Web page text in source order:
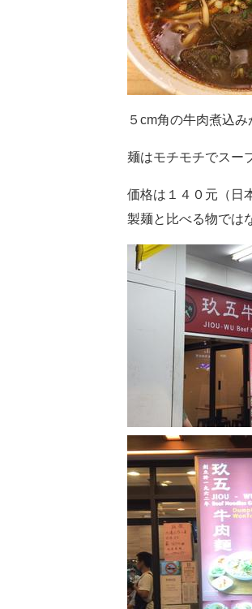
５cm角の牛肉煮込
麺はモチモチでスー
価格は１４０元（日
製麺と比べる物では